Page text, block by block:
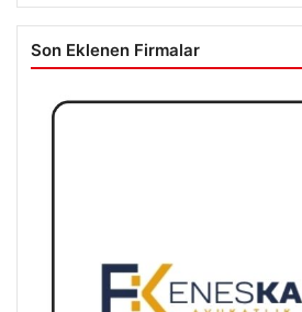
Son Eklenen Firmalar